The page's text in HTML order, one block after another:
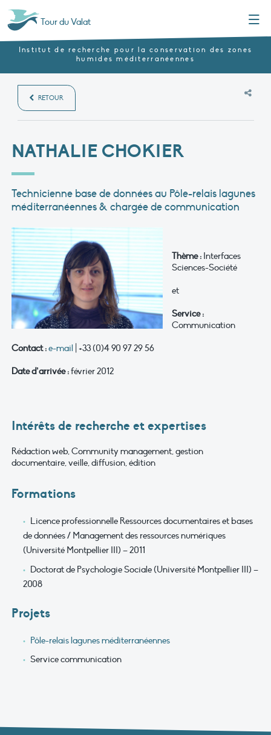
Tour du Valat
Institut de recherche pour la conservation des zones
humides méditerranéennes
RETOUR
NATHALIE CHOKIER
Technicienne base de données au Pôle-relais lagunes
méditerranéennes & chargée de communication
Thème : Interfaces
Sciences-Société
et
Service:
Communication
Contact :e-mail | +33 (0)4 90 97 29 56
Date d’arrivée :février 2012
Intérêts de recherche et expertises
Rédaction web, Community management, gestion
documentaire, veille, diffusion, édition
Formations
Licence professionnelle Ressources documentaires et bases
de données / Management des ressources numériques
(Université Montpellier III) – 2011
Doctorat de Psychologie Sociale (Université Montpellier III) –
2008
Projets
Pôle-relais lagunes méditerranéennes
Service communication